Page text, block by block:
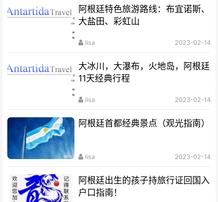
阿根廷特色旅游路线：布宜诺斯、
大盐田、彩虹山
lisa 2023-02-14
大冰川，大瀑布，火地岛，阿根廷
11天经典行程
lisa 2023-02-14
阿根廷首都经典景点（观光指南）
lisa 2023-02-14
阿根廷出生的孩子持旅行证回国入
户口指南！